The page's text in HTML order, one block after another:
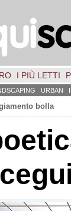
I PIÙ LETTI
URBAN
bolla